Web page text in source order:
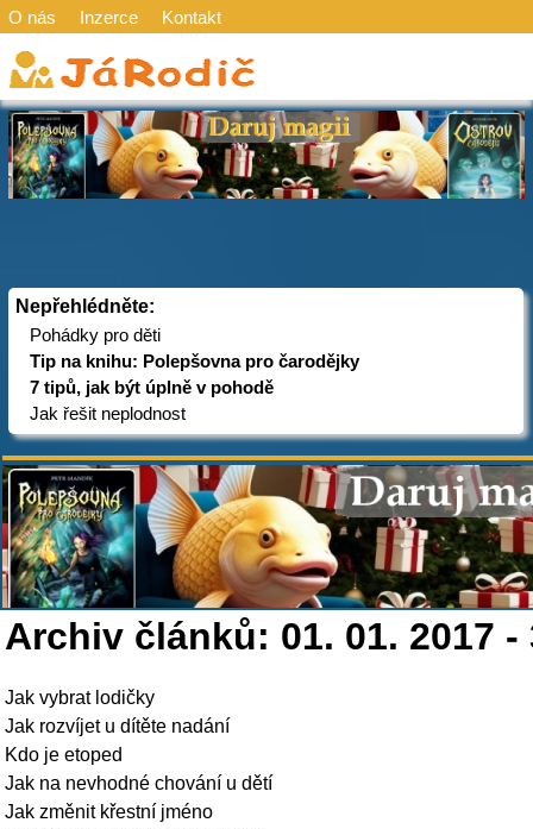
O nás Inzerce Kontakt
Nepřehlédněte:
Pohádky pro děti
Tip na knihu: Polepšovna pro čarodějky
7 tipů, jak být úplně v pohodě
Jak řešit neplodnost
Archiv článků: 01. 01. 2017 -
Jak vybrat lodičky
Jak rozvíjet u dítěte nadání
Kdo je etoped
Jak na nevhodné chování u dětí
Jak změnit křestní jméno